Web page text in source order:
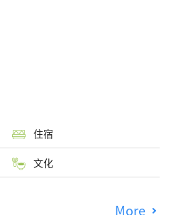
住宿
文化
More